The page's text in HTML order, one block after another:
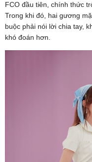
FCO đầu tiên, chính thức
Trong khi đó, hai gương
buộc phải nói lời chia tay,
khó đoán hơn.